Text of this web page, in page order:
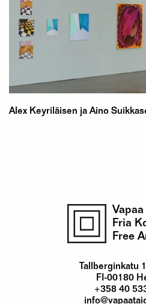
Alex Keyriläisen ja Aino
Fria
Free
Tallberginkatu
FI-00180
+358 40